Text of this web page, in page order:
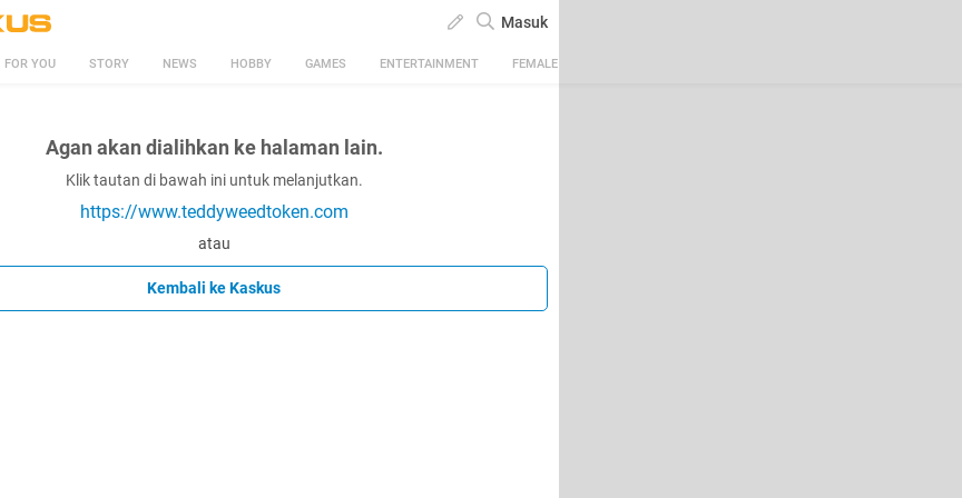
Masuk
FOR YOU STORY NEWS HOBBY GAMES ENTERTAINMENT FEMALE
Agan akan dialihkan ke halaman lain.
Klik tautan di bawah ini untuk melanjutkan.
https://www.teddyweedtoken.com
atau
Kembali ke Kaskus